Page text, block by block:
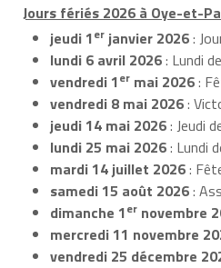
Jours fériés 2026 à Oye-et-
jeudi 1er janvier 2026:
lundi 6 avril 2026: Lundi
vendredi 1er mai 2026:
vendredi 8 mai 2026:
jeudi 14 mai 2026: Jeudi
lundi 25 mai 2026: Lundi
mardi 14 juillet 2026:
samedi 15 août 2026:
dimanche 1er novembre
mercredi 11 novembre
vendredi 25 décembre